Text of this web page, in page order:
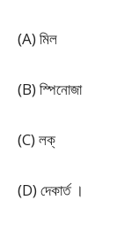
(A) মিল
(B) স্পিনোজা
(C) লক্‌
(D) দেকার্ত ।